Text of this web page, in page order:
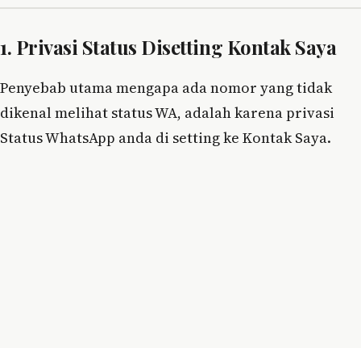
1. Privasi Status Disetting Kontak Saya
Penyebab utama mengapa ada nomor yang tidak
dikenal melihat status WA, adalah karena privasi
Status WhatsApp anda di setting ke Kontak Saya.